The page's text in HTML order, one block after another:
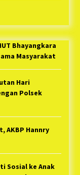
Bhayangkara
Masyarakat
Hari
Polsek
AKBP Hannry
Sosial ke Anak